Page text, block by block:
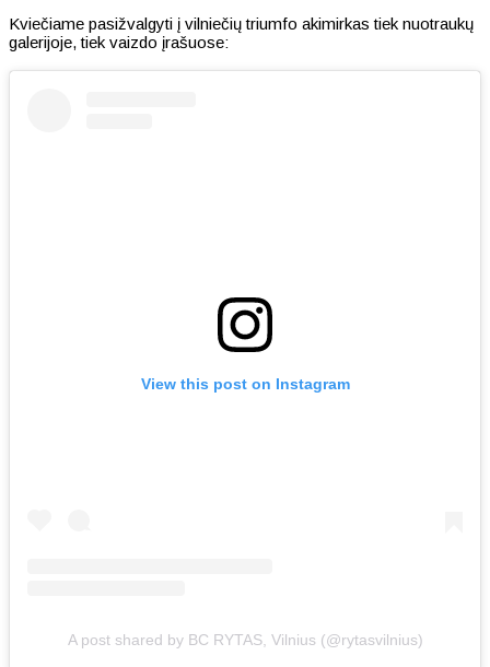
Kviečiame pasižvalgyti į vilniečių triumfo akimirkas tiek nuotraukų
galerijoje, tiek vaizdo įrašuose:
View this post on Instagram
A post shared by BC RYTAS, Vilnius (@rytasvilnius)